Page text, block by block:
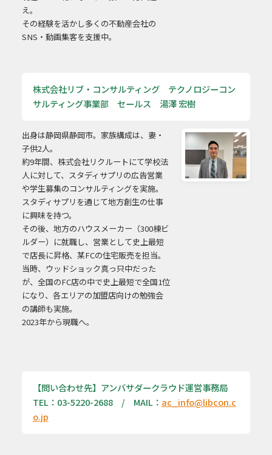
え。
その経験を活かし多くの不動産会社の
SNS・動画集客を支援中。
株式会社リブ・コンサルティング テクノロジーコン
サルティング事業部 セールス 湯澤 宏樹
出身は静岡県静岡市。家族構成は、妻・
子供2人。
約9年間、株式会社リクルートにて学校法
人に対して、スタディサプリの広告営業
や学生募集のコンサルティングを実施。
スタディサプリを通じて地方創生の仕事
に興味を持つ。
その後、地方のハウスメーカー（300棟ビ
ルダー）に就職し、営業として史上最短
で店長に昇格、某FCの住宅販売を担当。
当時、ウッドショック真っ只中だった
が、全国のFC店の中で史上最短で全国1位
になり、各エリアの加盟店向けの勉強会
の講師も実施。
2023年から現職へ。
【問い合わせ先】アンバサダークラウド運営事務局
TEL：03-5220-2688 / MAIL： ac_info@libcon.c
o.jp